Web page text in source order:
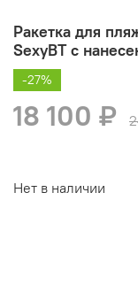
Ракетка для
SexyBT с
Нет в наличии
-27%
18 100 ₽